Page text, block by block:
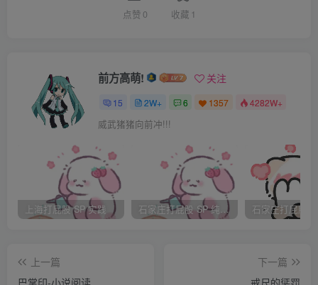
匀称，但她们都有一个共同的特点就是款腰丰臀。她们双双
上堂的那一天，他们二话没问就先当着惠贵妃的面，把
个晴儿按在刑凳上，扒了裤子，露出滚动肉颤的大白屁股，
然后用两根朱漆大板
伏，活蹦乱颤，接着就是皮开肉裂，血丝飞溅，最后是肤肌
翻卷，淋烂不堪，把个晴儿疼 得娇鸣如嘶，汗如雨
下…… 一旁端坐着的惠贵妃看得心里骨肉酥酥，也为晴
连沐浴这样的事情她俩都会同登在一个木桶里，还相互
点赞 0 收藏 1
前方高萌! 关注
15 2W+ 6 1357 4282W+
威武猪猪向前冲!!!
上海打屁股 SP 实践 石家庄打屁股 SP 纯实践
上一篇
下一篇